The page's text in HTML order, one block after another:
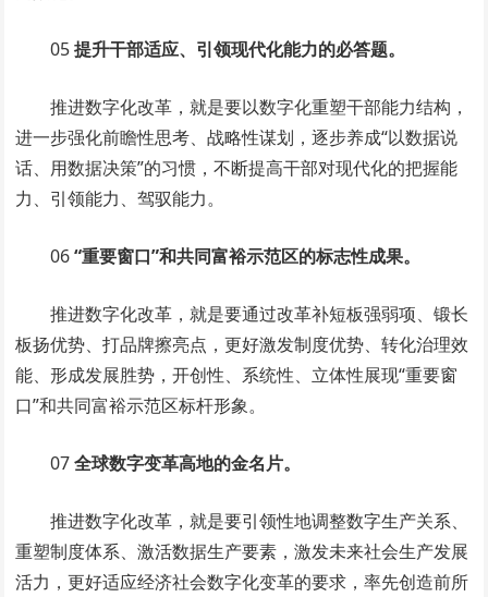
05提升干部适应、引领现代化能力的必答题。
推进数字化改革，就是要以数字化重塑干部能力结构，
进一步强化前瞻性思考、战略性谋划，逐步养成“以数据说
话、用数据决策”的习惯，不断提高干部对现代化的把握能
力、引领能力、驾驭能力。
06“重要窗口”和共同富裕示范区的标志性成果。
推进数字化改革，就是要通过改革补短板强弱项、锻长
板扬优势、打品牌擦亮点，更好激发制度优势、转化治理效
能、形成发展胜势，开创性、系统性、立体性展现“重要窗
口”和共同富裕示范区标杆形象。
07全球数字变革高地的金名片。
推进数字化改革，就是要引领性地调整数字生产关系、
重塑制度体系、激活数据生产要素，激发未来社会生产发展
活力，更好适应经济社会数字化变革的要求，率先创造前所